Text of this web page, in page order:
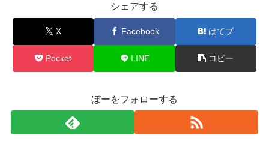
シェアする
X Facebook はてブ
Pocket LINE コピー
ぼーをフォローする